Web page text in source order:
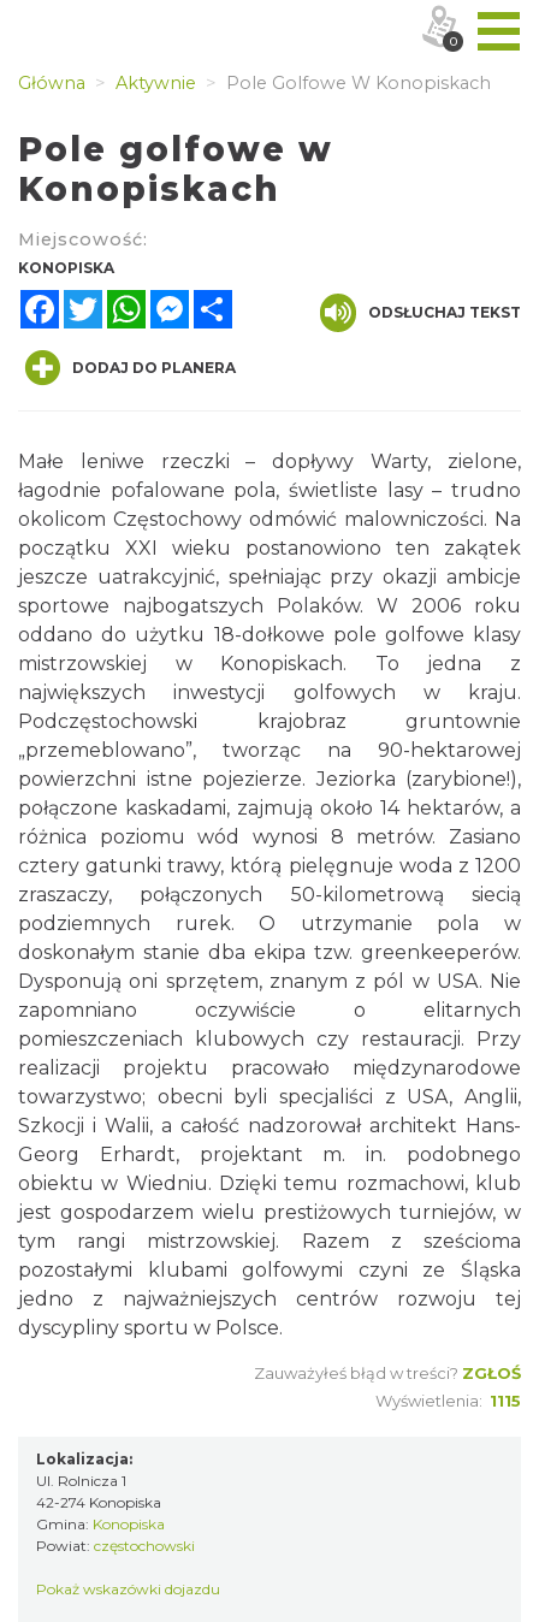
Główna Aktywnie Pole Golfowe W Konopiskach
Pole golfowe w
Konopiskach
Miejscowość:
KONOPISKA
FacebookTwitterWhatsAppMessenger
ODSŁUCHAJ TEKST
DODAJ DO PLANERA
Małe leniwe rzeczki – dopływy Warty, zielone,
łagodnie pofalowane pola, świetliste lasy – trudno
okolicom Częstochowy odmówić malowniczości. Na
początku XXI wieku postanowiono ten zakątek
jeszcze uatrakcyjnić, spełniając przy okazji ambicje
sportowe najbogatszych Polaków. W 2006 roku
oddano do użytku 18-dołkowe pole golfowe klasy
mistrzowskiej w Konopiskach. To jedna z
największych inwestycji golfowych w kraju.
Podczęstochowski krajobraz gruntownie
„przemeblowano”, tworząc na 90-hektarowej
powierzchni istne pojezierze. Jeziorka (zarybione!),
połączone kaskadami, zajmują około 14 hektarów, a
różnica poziomu wód wynosi 8 metrów. Zasiano
cztery gatunki trawy, którą pielęgnuje woda z 1200
zraszaczy, połączonych 50-kilometrową siecią
podziemnych rurek. O utrzymanie pola w
doskonałym stanie dba ekipa tzw. greenkeeperów.
Dysponują oni sprzętem, znanym z pól w USA. Nie
zapomniano oczywiście o elitarnych
pomieszczeniach klubowych czy restauracji. Przy
realizacji projektu pracowało międzynarodowe
towarzystwo; obecni byli specjaliści z USA, Anglii,
Szkocji i Walii, a całość nadzorował architekt Hans-
Georg Erhardt, projektant m. in. podobnego
obiektu w Wiedniu. Dzięki temu rozmachowi, klub
jest gospodarzem wielu prestiżowych turniejów, w
tym rangi mistrzowskiej. Razem z sześcioma
pozostałymi klubami golfowymi czyni ze Śląska
jedno z najważniejszych centrów rozwoju tej
dyscypliny sportu w Polsce.
Zauważyłeś błąd w treści? ZGŁOŚ
Wyświetlenia: 1115
Lokalizacja:
Ul. Rolnicza 1
42-274 Konopiska
Gmina: Konopiska
Powiat: częstochowski
Pokaż wskazówki dojazdu
0